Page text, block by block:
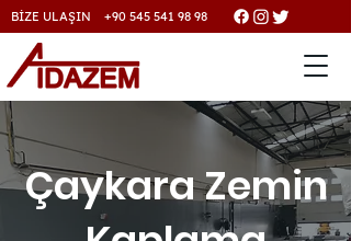
BİZE ULAŞIN +90 545 541 98 98
Çaykara Zemin